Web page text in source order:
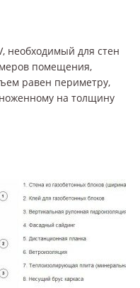
необходимый для стен
помещения,
равен периметру,
на толщину